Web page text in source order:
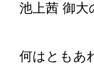
池上茜 御大
何はともあ